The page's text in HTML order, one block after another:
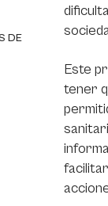
DE
Este
tener